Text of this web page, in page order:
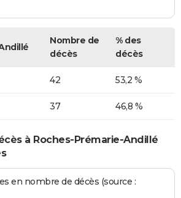
Nombre de
décès
% des
décès
42 53,2 %
37 46,8 %
à Roches-Prémarie-Andillé
en nombre de décès (source :